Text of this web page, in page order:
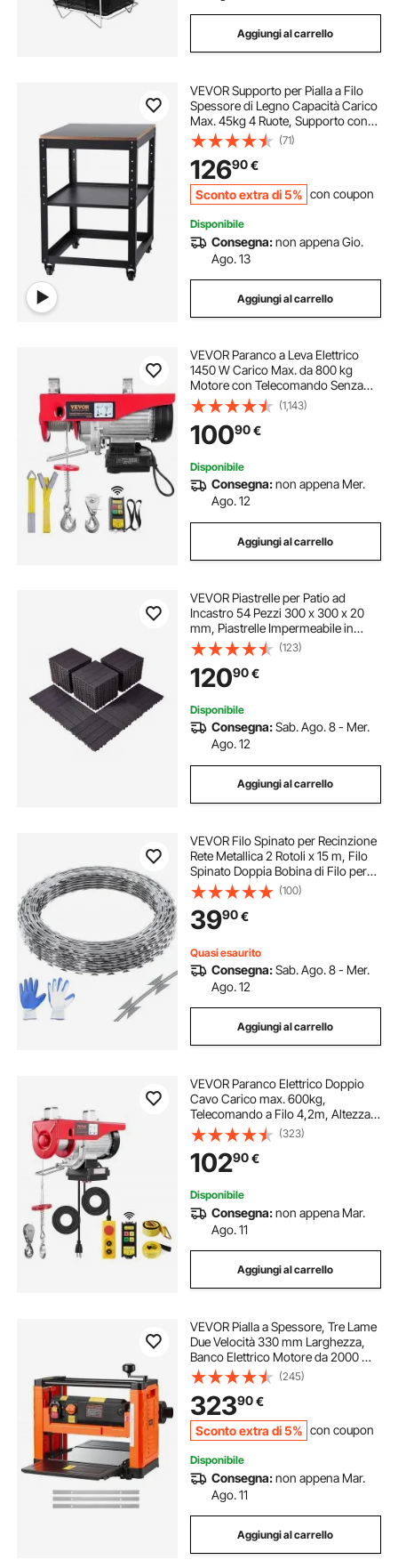
Aggiungi al carrello
VEVOR Supporto per Pialla a Filo
Spessore di Legno Capacità Carico
Max. 45kg 4 Ruote, Supporto con
Ripiano di Lavoro 3 Livelli 4 Rotelle
per Pialla a Spessore Utensili di
Falegname da Garage Officina
(71)
12690€
Sconto extra di 5% con coupon
Disponibile
Consegna:non appena Gio.
Ago. 13
Aggiungi al carrello
VEVOR Paranco a Leva Elettrico
1450 W Carico Max. da 800 kg
Motore con Telecomando Senza
Filo Distanza da 10m, Paranco
Elettrico a Leva per Sollevamento
Carico Velocità 10 m/min Altezza
12m
(1,143)
10090€
Disponibile
Consegna:non appena Mer.
Ago. 12
Aggiungi al carrello
VEVOR Piastrelle per Patio ad
Incastro 54 Pezzi 300 x 300 x 20
mm, Piastrelle Impermeabile in
Plastica, Piastrelle per Tutte Le
Condizioni Atmosferiche, per
Portico Piscina Cortile, Marrone
Scuro
(123)
12090€
Disponibile
Consegna:Sab. Ago. 8 - Mer.
Ago. 12
Aggiungi al carrello
VEVOR Filo Spinato per Recinzione
Rete Metallica 2 Rotoli x 15 m, Filo
Spinato Doppia Bobina di Filo per
Recinzione Giardino Artigianato Filo
Spirale, Filo Spinato Zincato
Recinzione per il Pascolo
(100)
3990€
Quasi esaurito
Consegna:Sab. Ago. 8 - Mer.
Ago. 12
Aggiungi al carrello
VEVOR Paranco Elettrico Doppio
Cavo Carico max. 600kg,
Telecomando a Filo 4,2m, Altezza
di Sollevamento Cavo Singolo 12m,
Paranco Arresto di Emergenza,
Sollevatore per Garage, Magazzino,
Fabbrica
(323)
10290€
Disponibile
Consegna:non appena Mar.
Ago. 11
Aggiungi al carrello
VEVOR Pialla a Spessore, Tre Lame
Due Velocità 330 mm Larghezza,
Banco Elettrico Motore da 2000 W
e 23500 Giri/min, Doppi Rulli
Protezione Eccessiva, per Materiali
in Legno Duro e Tenero
(245)
32390€
Sconto extra di 5% con coupon
Disponibile
Consegna:non appena Mar.
Ago. 11
Aggiungi al carrello